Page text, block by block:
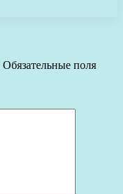
Обязательные поля